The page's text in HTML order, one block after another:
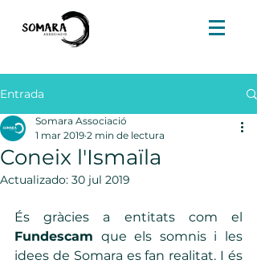
Entrada
Coneix l'Ismaïla
Somara Associació
1 mar 2019 2 min de lectura
Actualizado: 30 jul 2019
Fundescam que els somnis i les
idees de Somara es fan realitat. I és